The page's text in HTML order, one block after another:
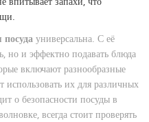
посуда универсальна. С её
но и эффектно подавать блюда
включают разнообразные
их для различных
о безопасности посуды в
всегда стоит проверять